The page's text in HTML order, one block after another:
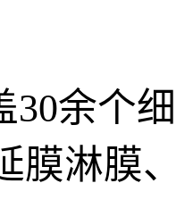
30余个
膜淋膜